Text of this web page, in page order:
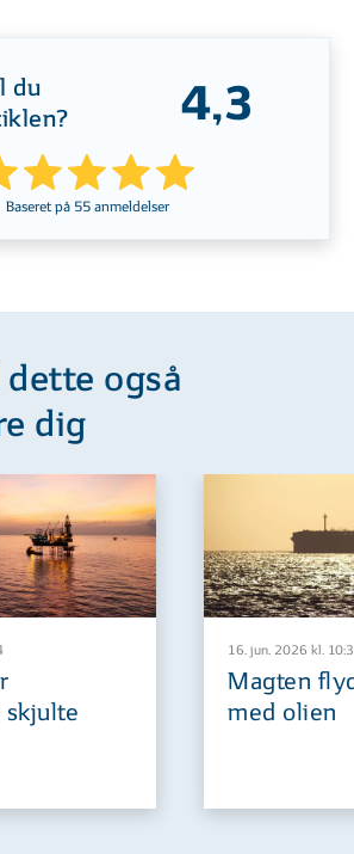
du
4,3
Baseret på 55anmeldelser
også
dig
skjulte
16. jun. 2026 kl.
Magten
med olien